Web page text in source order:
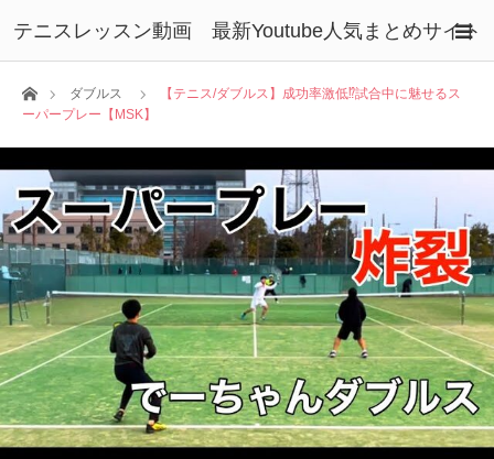
テニスレッスン動画 最新Youtube人気まとめサイト
ホームダブルス
【テニス/ダブルス】成功率激低⁉︎試合中に魅せるス
ーパープレー【MSK】